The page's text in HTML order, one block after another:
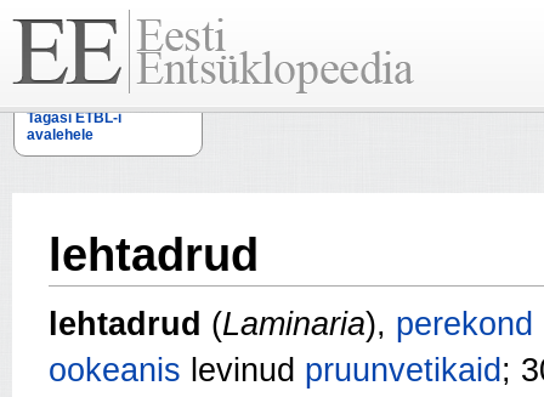
Tagasi ETBL-i
avalehele
lehtadrud
lehtadrud (Laminaria), perekond
ookeanis levinud pruunvetikaid ;